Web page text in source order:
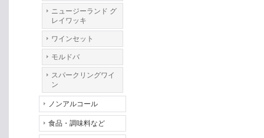
ニュージーランド グ
レイワッキ
ワインセット
モルドバ
スパークリングワイ
ン
ノンアルコール
食品・調味料など